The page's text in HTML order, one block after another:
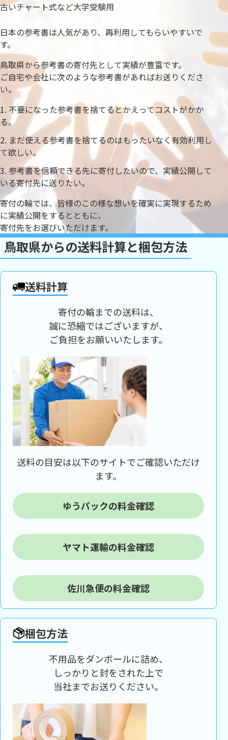
古いチャート式など大学受験用
日本の参考書は人気があり、再利用してもらいやすいで
す。
鳥取県から参考書の寄付先として実績が豊富です。
ご自宅や会社に次のような参考書があればお送りくださ
い。
不要になった参考書を捨てるとかえってコストがかか
る。
まだ使える参考書を捨てるのはもったいなく有効利用し
て欲しい。
参考書を信頼できる先に寄付したいので、実績公開して
いる寄付先に送りたい。
寄付の輪では、皆様のこの様な想いを確実に実現するため
に実績公開をするとともに、
寄付先をお選びいただけます。
鳥取県からの送料計算と梱包方法
送料計算
寄付の輪までの送料は、
誠に恐縮ではございますが、
ご負担をお願いいたします。
送料の目安は以下のサイトでご確認いただけ
ます。
ゆうパックの料金確認
ヤマト運輸の料金確認
佐川急便の料金確認
梱包方法
不用品をダンボールに詰め、
しっかりと封をされた上で
当社までお送りください。